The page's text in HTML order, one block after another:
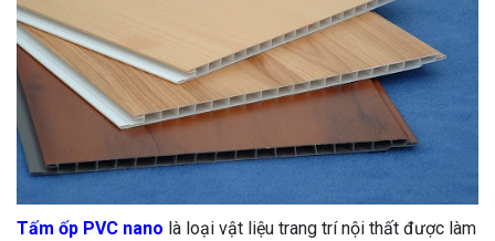
Tấm ốp PVC nano là loại vật liệu trang trí nội thất được làm